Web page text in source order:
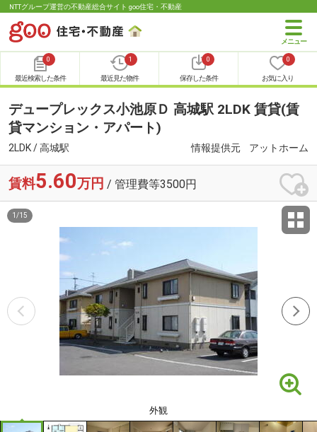
NTTグループ運営の不動産総合サイト goo住宅・不動産
0
最近検索した条件
1
最近見た物件
0
保存した条件
0
お気に入り
デュープレックス小池原Ｄ 高城駅 2LDK 賃貸(賃
貸マンション・アパート)
2LDK / 高城駅 情報提供元 アットホーム
賃料5.60万円 / 管理費等3500円
外観
1 /15